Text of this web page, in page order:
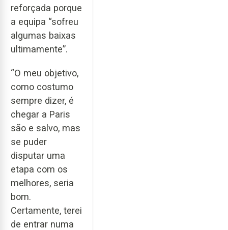
reforçada porque
a equipa “sofreu
algumas baixas
ultimamente”.
“O meu objetivo,
como costumo
sempre dizer, é
chegar a Paris
são e salvo, mas
se puder
disputar uma
etapa com os
melhores, seria
bom.
Certamente, terei
de entrar numa